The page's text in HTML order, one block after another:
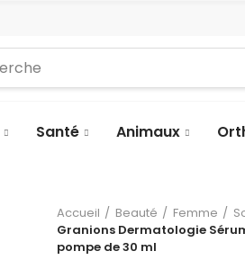
Santé Animaux
Accueil Beauté Femme
Granions Dermatologie
pompe de 30 ml